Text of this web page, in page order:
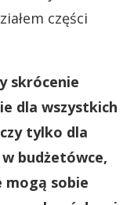
części
skrócenie
dla wszystkich
tylko dla
budżetówce,
mogą sobie